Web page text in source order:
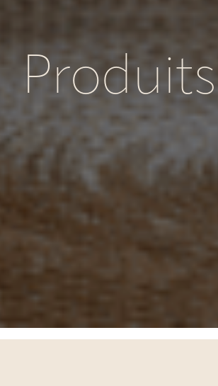
Produits